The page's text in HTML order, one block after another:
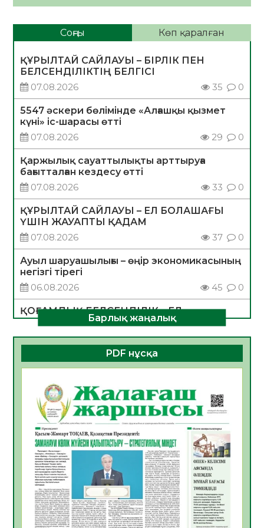
Соңғы Көп қаралған
ҚҰРЫЛТАЙ САЙЛАУЫ – БІРЛІК ПЕН
БЕЛСЕНДІЛІКТІҢ БЕЛГІСІ
07.08.2026
35 0
5547 әскери бөлімінде «Алғашқы қызмет
күні» іс-шарасы өтті
07.08.2026
29 0
Қаржылық сауаттылықты арттыруға
бағытталған кездесу өтті
07.08.2026
33 0
ҚҰРЫЛТАЙ САЙЛАУЫ – ЕЛ БОЛАШАҒЫ
ҮШІН ЖАУАПТЫ ҚАДАМ
07.08.2026
37 0
Ауыл шаруашылығы – өңір экономикасының
негізгі тірегі
06.08.2026
45 0
ҚОҒАМДЫҚ БЕЛСЕНДІЛІК – ЕЛ
ДАМУЫНЫҢ НЕГІЗІ
06.08.2026
42 0
ҚҰРЫЛТАЙ САЙЛАУЫ – БОЛАШАҚҚА
06.08.2026
Инфекциялық ауруларға қарсы иммундау
жұмыстарының тиімділігі
06.08.2026
47
Көкжөтел ауруы туралы
06.08.2026
43
АПВ вакцинасы туралы мәлімет
06.08.2026
42
Барлық жаңалық
PDF нұсқа